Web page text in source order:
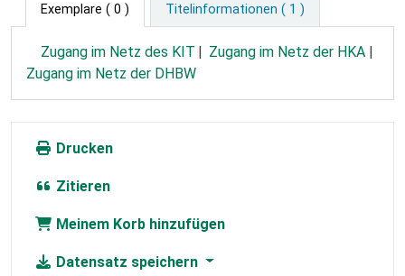
Exemplare ( 0 ) Titelinformationen ( 1 )
Zugang im Netz des KIT
Zugang im Netz der HKA
Zugang im Netz der DHBW
Drucken
Zitieren
Meinem Korb hinzufügen
Datensatz speichern